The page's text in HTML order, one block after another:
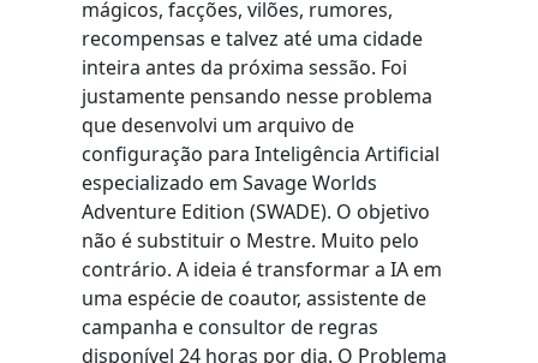
mágicos, facções, vilões, rumores,
recompensas e talvez até uma cidade
inteira antes da próxima sessão. Foi
justamente pensando nesse problema
que desenvolvi um arquivo de
configuração para Inteligência Artificial
especializado em Savage Worlds
Adventure Edition (SWADE). O objetivo
não é substituir o Mestre. Muito pelo
contrário. A ideia é transformar a IA em
uma espécie de coautor, assistente de
campanha e consultor de regras
disponível 24 horas por dia. O Problema